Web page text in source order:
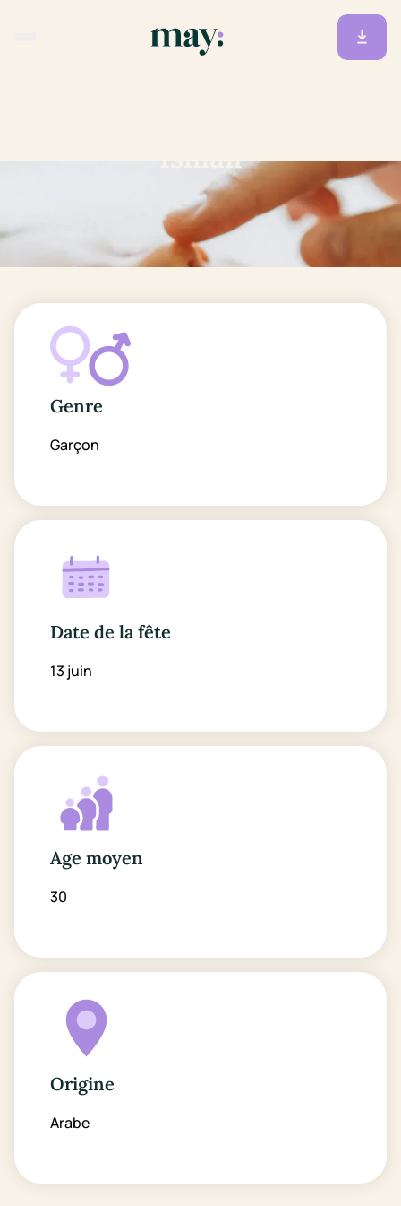
Ismaïl
Genre
Garçon
Date de la fête
13 juin
Age moyen
30
Origine
Arabe